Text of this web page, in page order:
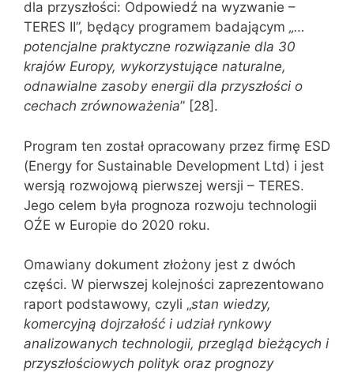
dla przyszłości: Odpowiedź na wyzwanie –
TERES II”, będący programem badającym „…
potencjalne praktyczne rozwiązanie dla 30
krajów Europy, wykorzystujące naturalne,
odnawialne zasoby energii dla przyszłości o
cechach zrównoważenia” [28].
Program ten został opracowany przez firmę ESD
(Energy for Sustainable Development Ltd) i jest
wersją rozwojową pierwszej wersji – TERES.
Jego celem była prognoza rozwoju technologii
OŹE w Europie do 2020 roku.
Omawiany dokument złożony jest z dwóch
części. W pierwszej kolejności zaprezentowano
raport podstawowy, czyli „stan wiedzy,
komercyjną dojrzałość i udział rynkowy
analizowanych technologii, przegląd bieżących i
przyszłościowych polityk oraz prognozy